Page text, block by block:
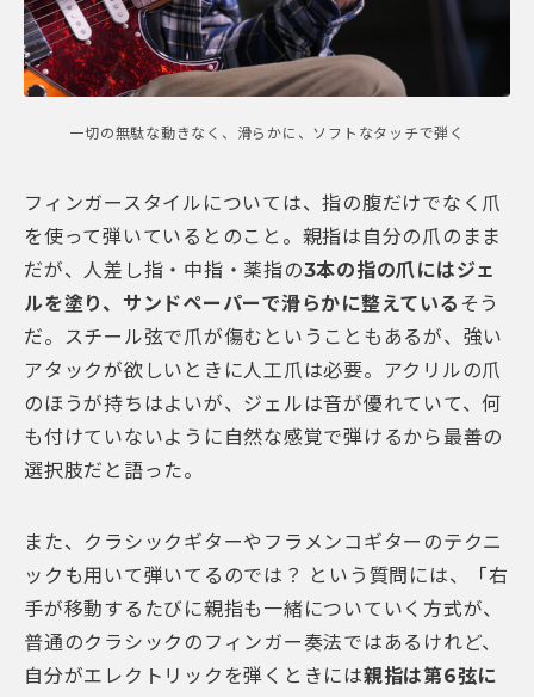
一切の無駄な動きなく、滑らかに、ソフトなタッチで弾く
フィンガースタイルについては、指の腹だけでなく爪
を使って弾いているとのこと。親指は自分の爪のまま
だが、人差し指・中指・薬指の3本の指の爪にはジェ
ルを塗り、サンドペーパーで滑らかに整えている そう
だ。スチール弦で爪が傷むということもあるが、強い
アタックが欲しいときに人工爪は必要。アクリルの爪
のほうが持ちはよいが、ジェルは音が優れていて、何
も付けていないように自然な感覚で弾けるから最善の
選択肢だと語った。
また、クラシックギターやフラメンコギターのテクニ
ックも用いて弾いてるのでは？ という質問には、「右
手が移動するたびに親指も一緒についていく方式が、
普通のクラシックのフィンガー奏法ではあるけれど、
自分がエレクトリックを弾くときには親指は第6弦に